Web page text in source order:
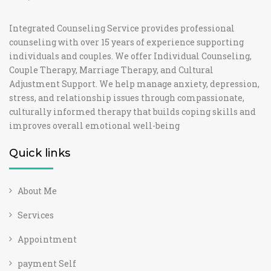
Integrated Counseling Service provides professional
counseling with over 15 years of experience supporting
individuals and couples. We offer Individual Counseling,
Couple Therapy, Marriage Therapy, and Cultural
Adjustment Support. We help manage anxiety, depression,
stress, and relationship issues through compassionate,
culturally informed therapy that builds coping skills and
improves overall emotional well-being
Quick links
About Me
Services
Appointment
payment Self